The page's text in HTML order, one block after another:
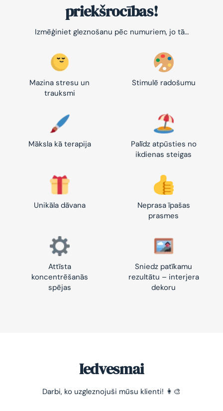
priekšrocības!
Izmēģiniet gleznošanu pēc numuriem, jo tā…
Mazina stresu un
trauksmi
Stimulē radošumu
Māksla kā terapija
Palīdz atpūsties no
ikdienas steigas
Unikāla dāvana
Neprasa īpašas
prasmes
Attīsta
koncentrēšanās
spējas
Sniedz patīkamu
rezultātu – interjera
dekoru
Iedvesmai
Darbi, ko uzgleznojuši mūsu klienti! 👩‍🎨